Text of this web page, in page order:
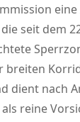
seit dem
breiten
dient nach
als reine